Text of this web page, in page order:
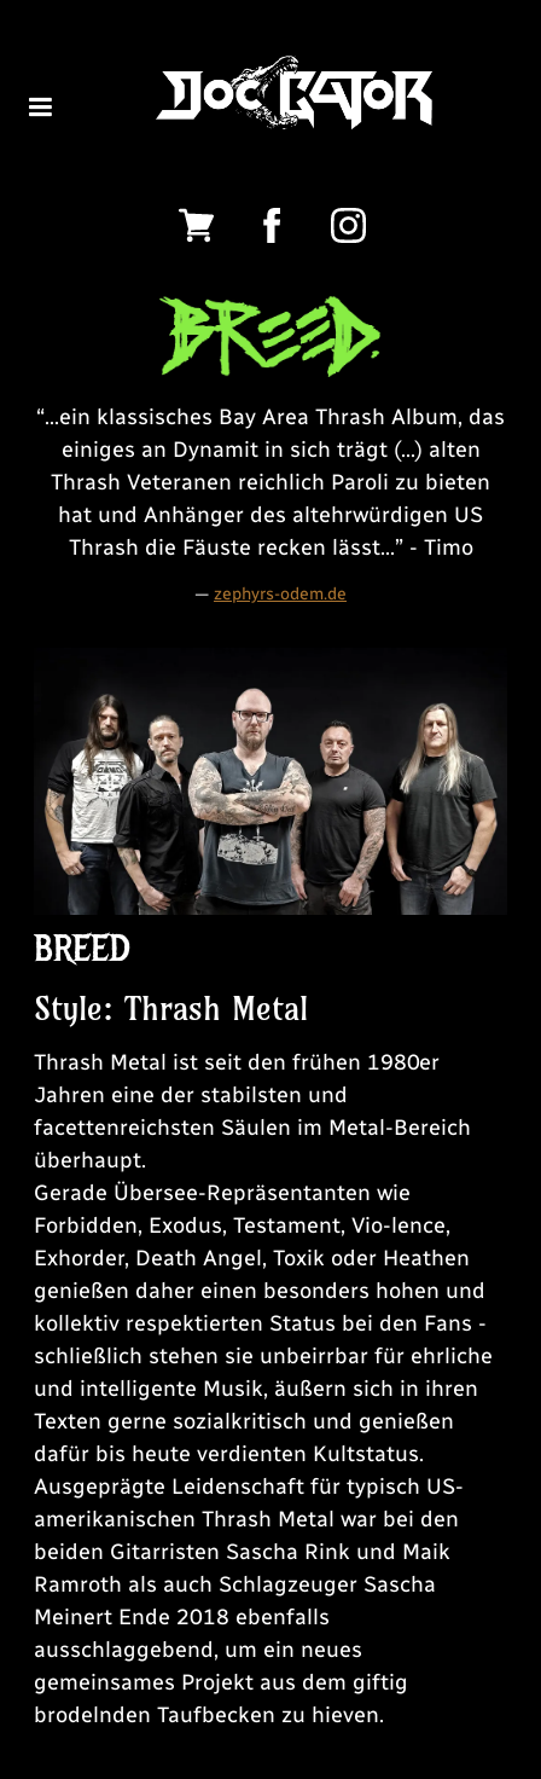
“...ein klassisches Bay Area Thrash Album, das
einiges an Dynamit in sich trägt (...) alten
Thrash Veteranen reichlich Paroli zu bieten
hat und Anhänger des altehrwürdigen US
Thrash die Fäuste recken lässt...” - Timo
— zephyrs-odem.de
BREED
Style: Thrash Metal
Thrash Metal ist seit den frühen 1980er
Jahren eine der stabilsten und
facettenreichsten Säulen im Metal-Bereich
überhaupt.
Gerade Übersee-Repräsentanten wie
Forbidden, Exodus, Testament, Vio-lence,
Exhorder, Death Angel, Toxik oder Heathen
genießen daher einen besonders hohen und
kollektiv respektierten Status bei den Fans -
schließlich stehen sie unbeirrbar für ehrliche
und intelligente Musik, äußern sich in ihren
Texten gerne sozialkritisch und genießen
dafür bis heute verdienten Kultstatus.
Ausgeprägte Leidenschaft für typisch US-
amerikanischen Thrash Metal war bei den
beiden Gitarristen Sascha Rink und Maik
Ramroth als auch Schlagzeuger Sascha
Meinert Ende 2018 ebenfalls
ausschlaggebend, um ein neues
gemeinsames Projekt aus dem giftig
brodelnden Taufbecken zu hieven.